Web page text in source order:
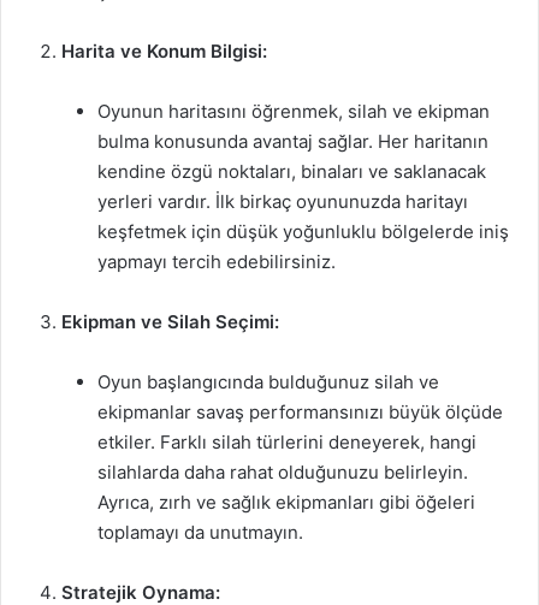
Harita ve Konum Bilgisi:
Oyunun haritasını öğrenmek, silah ve ekipman
bulma konusunda avantaj sağlar. Her haritanın
kendine özgü noktaları, binaları ve saklanacak
yerleri vardır. İlk birkaç oyununuzda haritayı
keşfetmek için düşük yoğunluklu bölgelerde iniş
yapmayı tercih edebilirsiniz.
Ekipman ve Silah Seçimi:
Oyun başlangıcında bulduğunuz silah ve
ekipmanlar savaş performansınızı büyük ölçüde
etkiler. Farklı silah türlerini deneyerek, hangi
silahlarda daha rahat olduğunuzu belirleyin.
Ayrıca, zırh ve sağlık ekipmanları gibi öğeleri
toplamayı da unutmayın.
Stratejik Oynama: